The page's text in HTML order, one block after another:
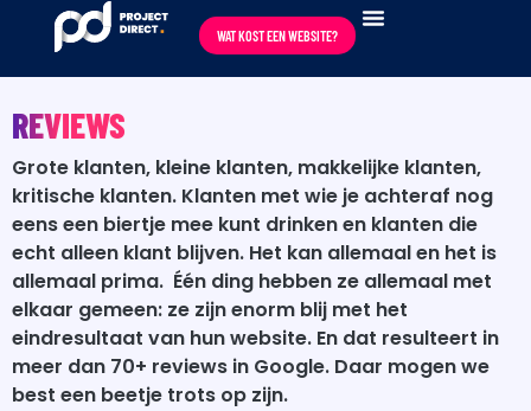
content
WAT KOST EEN WEBSITE?
REVIEWS
Grote klanten, kleine klanten, makkelijke klanten,
kritische klanten. Klanten met wie je achteraf nog
eens een biertje mee kunt drinken en klanten die
echt alleen klant blijven. Het kan allemaal en het is
allemaal prima. Één ding hebben ze allemaal met
elkaar gemeen: ze zijn enorm blij met het
eindresultaat van hun website. En dat resulteert in
meer dan 70+ reviews in Google. Daar mogen we
best een beetje trots op zijn.